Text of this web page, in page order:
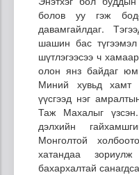
болов уу гэж
давамгайлдаг.
шашин бас
шүтлэгээсээ ч
олон янз байдаг
Миний хувьд хамт
үүсгээд нэг
Таж Махалыг
дэлхийн
Монголтой
хатандаа
бахархалтай